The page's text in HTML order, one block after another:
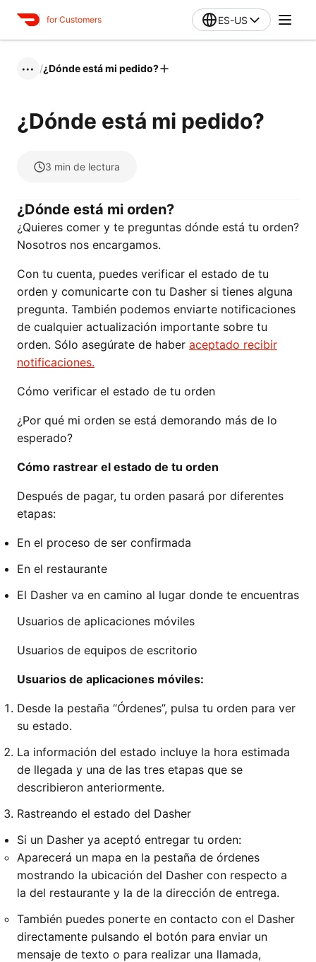
for Customers ES-US
••• /¿Dónde está mi pedido?
¿Dónde está mi pedido?
3 min de lectura
¿Dónde está mi orden?
¿Quieres comer y te preguntas dónde está tu orden?
Nosotros nos encargamos.
Con tu cuenta, puedes verificar el estado de tu
orden y comunicarte con tu Dasher si tienes alguna
pregunta. También podemos enviarte notificaciones
de cualquier actualización importante sobre tu
orden. Sólo asegúrate de haber aceptado recibir
notificaciones.
Cómo verificar el estado de tu orden
¿Por qué mi orden se está demorando más de lo
esperado?
Cómo rastrear el estado de tu orden
Después de pagar, tu orden pasará por diferentes
etapas:
En el proceso de ser confirmada
En el restaurante
El Dasher va en camino al lugar donde te encuentras
Usuarios de aplicaciones móviles
Usuarios de equipos de escritorio
Usuarios de aplicaciones móviles:
Desde la pestaña “Órdenes”, pulsa tu orden para ver
su estado.
La información del estado incluye la hora estimada
de llegada y una de las tres etapas que se
describieron anteriormente.
Rastreando el estado del Dasher
Si un Dasher ya aceptó entregar tu orden:
Aparecerá un mapa en la pestaña de órdenes
mostrando la ubicación del Dasher con respecto a
la del restaurante y la de la dirección de entrega.
También puedes ponerte en contacto con el Dasher
directamente pulsando el botón para enviar un
mensaje de texto o para realizar una llamada,